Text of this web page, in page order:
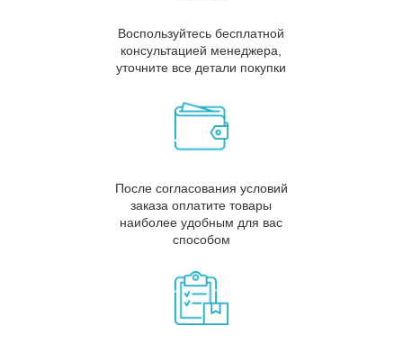
Воспользуйтесь бесплатной
консультацией менеджера,
уточните все детали покупки
После согласования условий
заказа оплатите товары
наиболее удобным для вас
способом